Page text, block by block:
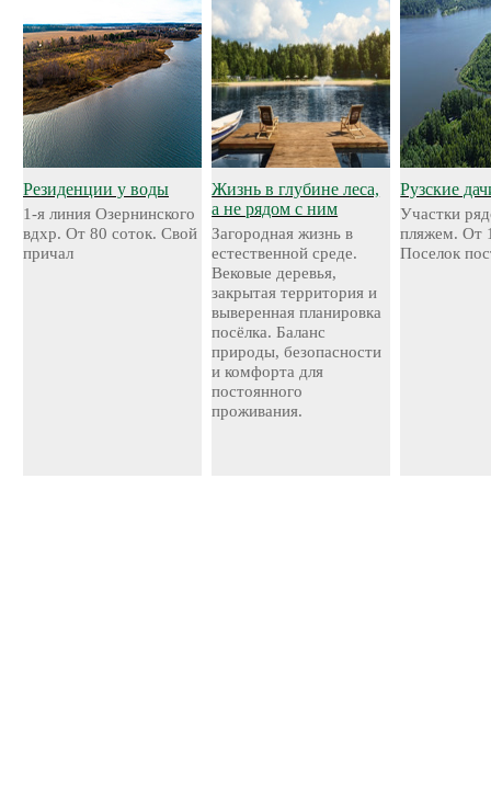
Резиденции у воды
1-я линия Озернинского
вдхр. От 80 соток. Свой
причал
Жизнь в глубине леса,
а не рядом с ним
Загородная жизнь в
естественной среде.
Вековые деревья,
закрытая территория и
выверенная планировка
посёлка. Баланс
природы, безопасности
и комфорта для
постоянного
проживания.
Рузские
Участки
пляжем. От
Поселок